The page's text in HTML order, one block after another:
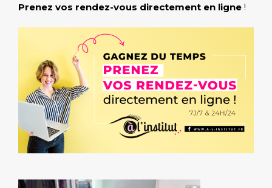
Prenez vos rendez-vous directement en ligne !